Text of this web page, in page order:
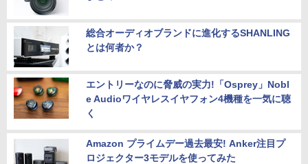
総合オーディオブランドに進化するSHANLING
とは何者か？
エントリーなのに脅威の実力!「Osprey」Nobl
e Audioワイヤレスイヤフォン4機種を一気に聴
く
Amazon プライムデー過去最安! Anker注目プ
ロジェクター3モデルを使ってみた